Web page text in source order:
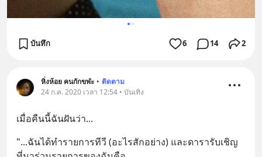
บันทึก 6 14 2
หิ่งห้อย คนกักขฬะ • ติดตาม
24 ก.ค. 2020 เวลา 12:54 • บันเทิง
เมื่อคืนนี้ฉันฝันว่า...
"...ฉันได้ทำรายการทีวี (อะไรสักอย่าง) และดารารับเชิญ